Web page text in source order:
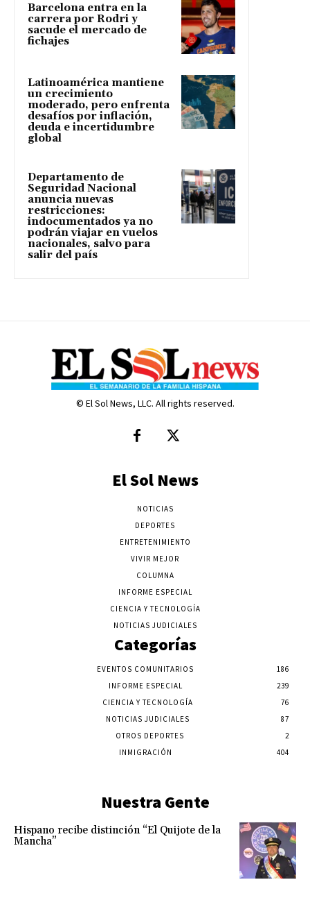
Barcelona entra en la
carrera por Rodri y
sacude el mercado de
fichajes
Latinoamérica mantiene
un crecimiento
moderado, pero enfrenta
desafíos por inflación,
deuda e incertidumbre
global
Departamento de
Seguridad Nacional
anuncia nuevas
restricciones:
indocumentados ya no
podrán viajar en vuelos
nacionales, salvo para
salir del país
© El Sol News, LLC. All rights reserved.
El Sol News
NOTICIAS
DEPORTES
ENTRETENIMIENTO
VIVIR MEJOR
COLUMNA
INFORME ESPECIAL
CIENCIA Y TECNOLOGÍA
NOTICIAS JUDICIALES
Categorías
EVENTOS COMUNITARIOS
186
INFORME ESPECIAL
239
CIENCIA Y TECNOLOGÍA
76
NOTICIAS JUDICIALES
87
OTROS DEPORTES
2
INMIGRACIÓN
404
Nuestra Gente
Hispano recibe distinción “El Quijote de la
Mancha”